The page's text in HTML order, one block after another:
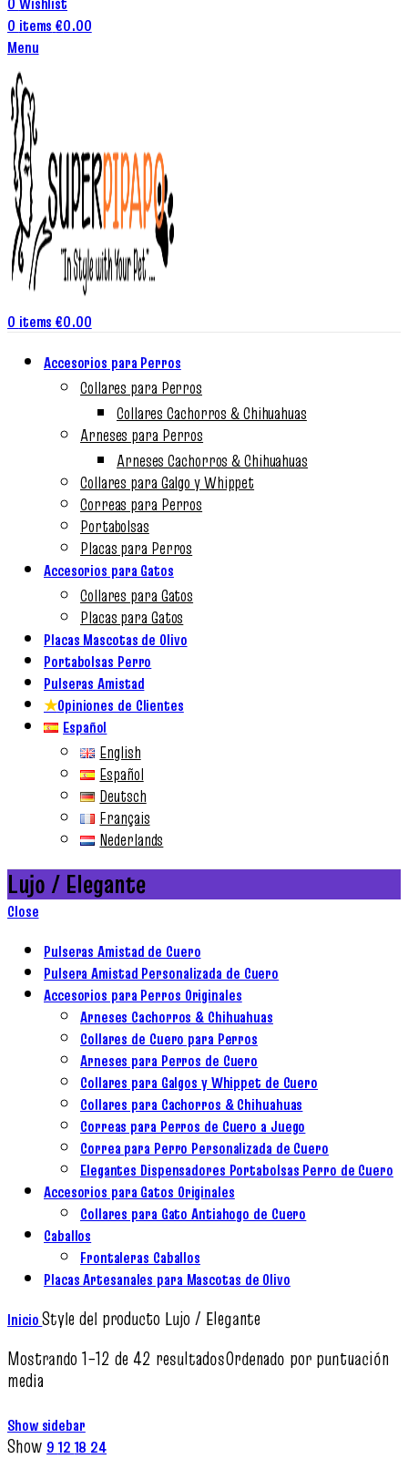
0 items €0.00
Menu
0 items €0.00
Accesorios para Perros
Collares para Perros
Collares Cachorros & Chihuahuas
Arneses para Perros
Arneses Cachorros & Chihuahuas
Collares para Galgo y Whippet
Correas para Perros
Portabolsas
Placas para Perros
Accesorios para Gatos
Collares para Gatos
Placas para Gatos
Placas Mascotas de Olivo
Portabolsas Perro
Pulseras Amistad
★Opiniones de Clientes
Español
English
Español
Deutsch
Français
Nederlands
Lujo / Elegante
Close
Pulseras Amistad de Cuero
Pulsera Amistad Personalizada de Cuero
Accesorios para Perros Originales
Arneses Cachorros & Chihuahuas
Collares de Cuero para Perros
Arneses para Perros de Cuero
Collares para Galgos y Whippet de Cuero
Collares para Cachorros & Chihuahuas
Correas para Perros de Cuero a Juego
Correa para Perro Personalizada de Cuero
Elegantes Dispensadores Portabolsas Perro de Cuero
Accesorios para Gatos Originales
Collares para Gato Antiahogo de Cuero
Caballos
Frontaleras Caballos
Placas Artesanales para Mascotas de Olivo
InicioStyle del producto Lujo / Elegante
Mostrando 1–12 de 42 resultadosOrdenado por puntuación
media
Show sidebar
Show 91218 24